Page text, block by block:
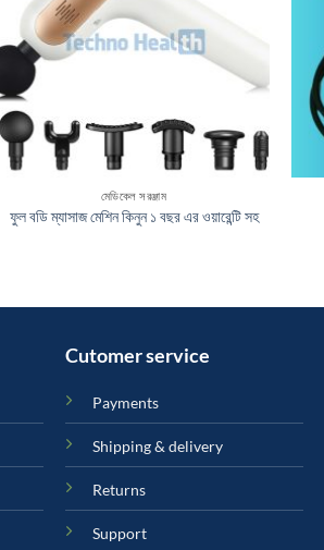
মেডিকেল সরঞ্জাম
ফুল বডি ম্যাসাজ মেশিন কিনুন ১ বছর এর ওয়ারেন্টি সহ
Cutomer service
Payments
Shipping & delivery
Returns
Support